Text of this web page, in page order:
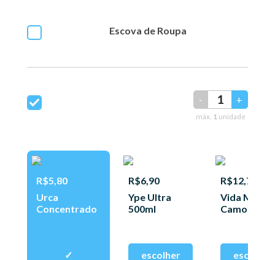
Escova de Roupa
- +
máx. 1 unidade
R$5,80
Urca
Concentrado
R$6,90
Ype Ultra
500ml
R$12,77
Vida Macia
Camomila